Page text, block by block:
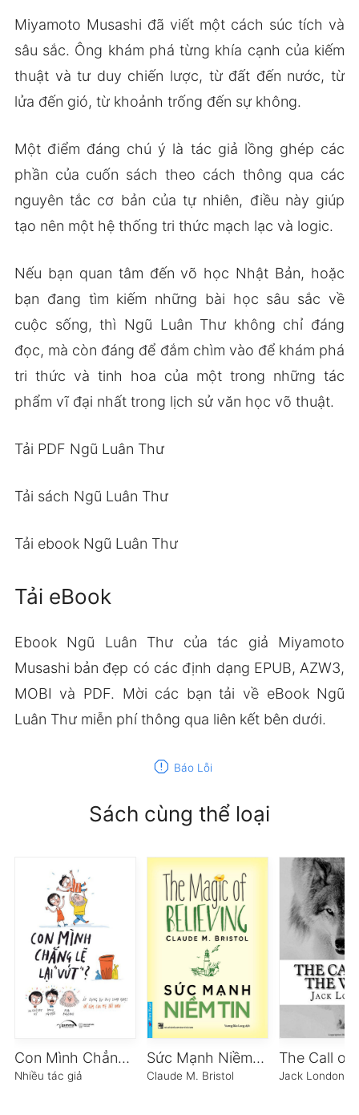
Miyamoto Musashi đã viết một cách súc tích và
sâu sắc. Ông khám phá từng khía cạnh của kiếm
thuật và tư duy chiến lược, từ đất đến nước, từ
lửa đến gió, từ khoảnh trống đến sự không.
Một điểm đáng chú ý là tác giả lồng ghép các
phần của cuốn sách theo cách thông qua các
nguyên tắc cơ bản của tự nhiên, điều này giúp
tạo nên một hệ thống tri thức mạch lạc và logic.
Nếu bạn quan tâm đến võ học Nhật Bản, hoặc
bạn đang tìm kiếm những bài học sâu sắc về
cuộc sống, thì Ngũ Luân Thư không chỉ đáng
đọc, mà còn đáng để đắm chìm vào để khám phá
tri thức và tinh hoa của một trong những tác
phẩm vĩ đại nhất trong lịch sử văn học võ thuật.
Tải PDF Ngũ Luân Thư
Tải sách Ngũ Luân Thư
Tải ebook Ngũ Luân Thư
Tải eBook
Ebook Ngũ Luân Thư của tác giả Miyamoto
Musashi bản đẹp có các định dạng EPUB, AZW3,
MOBI và PDF. Mời các bạn tải về eBook Ngũ
Luân Thư miễn phí thông qua liên kết bên dưới.
report Báo Lỗi
Sách cùng thể loại
Con Mình Chẳng Lẽ Lại Vứt
Nhiều tác giả
Sức Mạnh Niềm Tin
Claude M. Bristol Jack London